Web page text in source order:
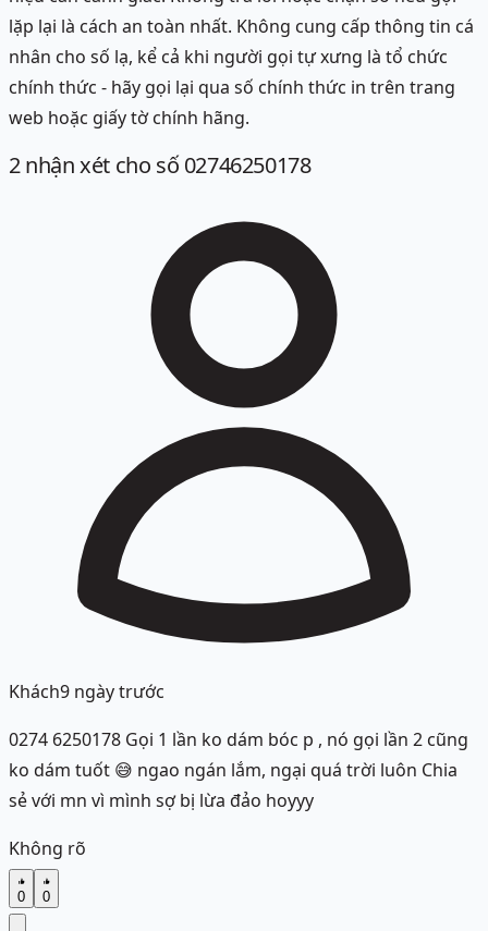
lặp lại là cách an toàn nhất. Không cung cấp thông tin cá
nhân cho số lạ, kể cả khi người gọi tự xưng là tổ chức
chính thức - hãy gọi lại qua số chính thức in trên trang
web hoặc giấy tờ chính hãng.
2nhận xét cho số 02746250178
Khách9 ngày trước
0274 6250178 Gọi 1 lần ko dám bóc p , nó gọi lần 2 cũng
ko dám tuốt 😅 ngao ngán lắm, ngại quá trời luôn Chia
sẻ với mn vì mình sợ bị lừa đảo hoyyy
Không rõ
0 0